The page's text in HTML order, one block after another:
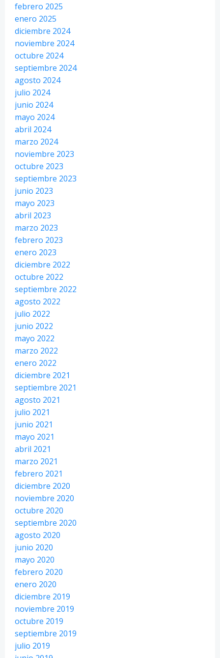
febrero 2025
enero 2025
diciembre 2024
noviembre 2024
octubre 2024
septiembre 2024
agosto 2024
julio 2024
junio 2024
mayo 2024
abril 2024
marzo 2024
noviembre 2023
octubre 2023
septiembre 2023
junio 2023
mayo 2023
abril 2023
marzo 2023
febrero 2023
enero 2023
diciembre 2022
octubre 2022
septiembre 2022
agosto 2022
julio 2022
junio 2022
mayo 2022
marzo 2022
enero 2022
diciembre 2021
septiembre 2021
agosto 2021
julio 2021
junio 2021
mayo 2021
abril 2021
marzo 2021
febrero 2021
diciembre 2020
noviembre 2020
octubre 2020
septiembre 2020
agosto 2020
junio 2020
mayo 2020
febrero 2020
enero 2020
diciembre 2019
noviembre 2019
octubre 2019
septiembre 2019
julio 2019